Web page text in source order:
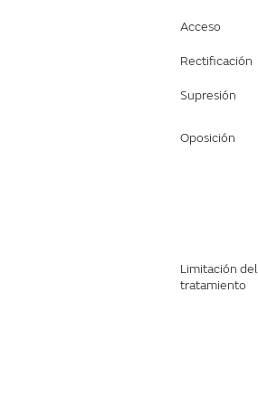
Acceso
Rectificación
Supresión
Oposición
Limitación del
tratamiento